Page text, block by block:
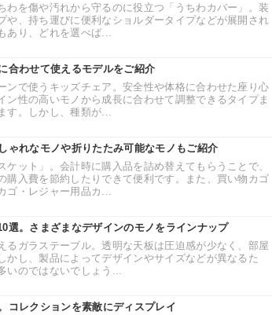
わを傷や汚れから守るのに役立つ「うちわカバー」。装
や、持ち運びに便利なショルダータイプなどが展開され
あり、どれを選べば...
合わせて使えるモデルをご紹介
ンで使うキッズチェア。安全性や体格に合わせた座り心
ン性の高いモノから成長に合わせて調整できるタイプま
す。しかし、種類が...
ゃれなモノや折りたたみ可能なモノもご紹介
ット」。会計時に購入品を詰め替えてもらうことで、
購入費を節約したりできて便利です。また、買い物カゴ
ゴ・レジャー用品カ...
選。さまざまなデザインのモノをラインナップ
るガラステーブル。透明な天板は圧迫感が少なく、部屋
かし、製品によってデザインやサイズなどが異なるた
いのではないでしょう...
コレクションを素敵にディスプレイ